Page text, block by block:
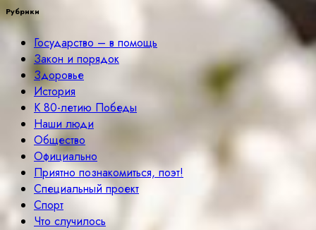
Рубрики
Государство – в помощь
Закон и порядок
Здоровье
История
К 80-летию Победы
Наши люди
Общество
Официально
Приятно познакомиться, поэт!
Специальный проект
Спорт
Что случилось